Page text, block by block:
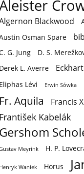
Blackwood
Osman Spare
G. Jung D. S.
Derek L. Averre
Eckhart
Eliphas Lévi
Erwin Sówka
Fr. Aquila Francis
František Kabelák
Gershom
Meyrink H. P.
Henryk Waniek Horus